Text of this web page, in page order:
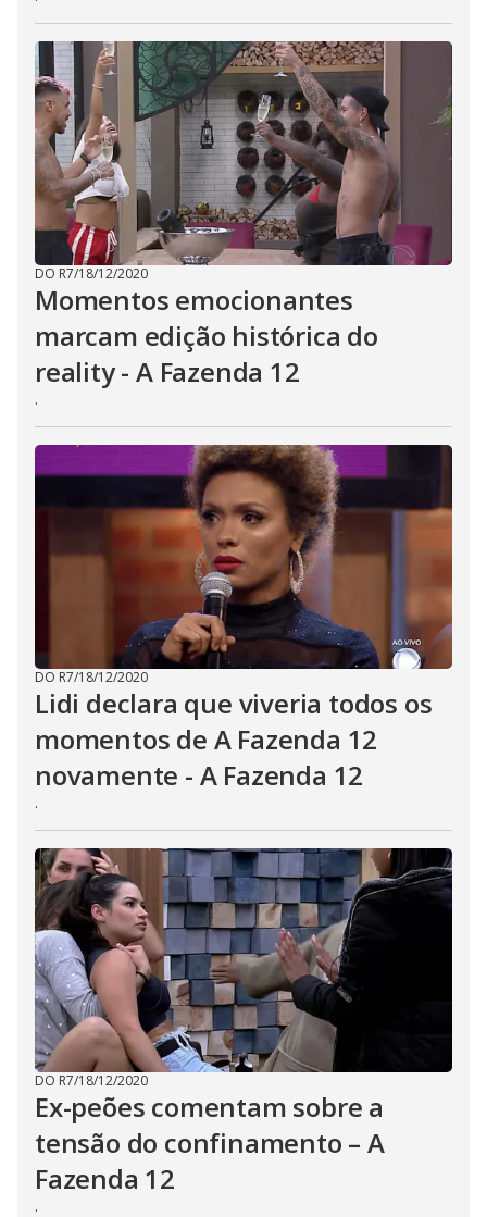
DO R7/18/12/2020
Momentos emocionantes
marcam edição histórica do
reality - A Fazenda 12
.
DO R7/18/12/2020
Lidi declara que viveria todos os
momentos de A Fazenda 12
novamente - A Fazenda 12
.
DO R7/18/12/2020
Ex-peões comentam sobre a
tensão do confinamento – A
Fazenda 12
.